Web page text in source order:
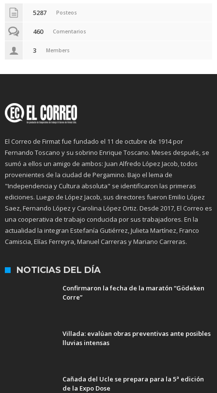
STAY CONNECTED
5287
460
3 Members
El Correo de Firmat fue fundado el 11 de octubre de 1914 por
Fernando Toscano y su sobrino Enrique Toscano. Meses después, se
sumó a ellos un amigo de ambos: Juan Alfredo López Jacob, todos
provenientes de la ciudad de Pergamino. Bajo el lema de
"Independencia y Cultura absoluta" se identificaron las primeras
ediciones. Luego de López Jacob, sus directores fueron Emilio López
Saez, Fernando López y Carolina López Ortiz. Desde 2017, El Correo es
una cooperativa de trabajo conducida por sus trabajadores. En la
Camiscia, Elías Ferreyra, Manuel Carreras y Mariano Carreras.
NOTICIAS DEL DÍA